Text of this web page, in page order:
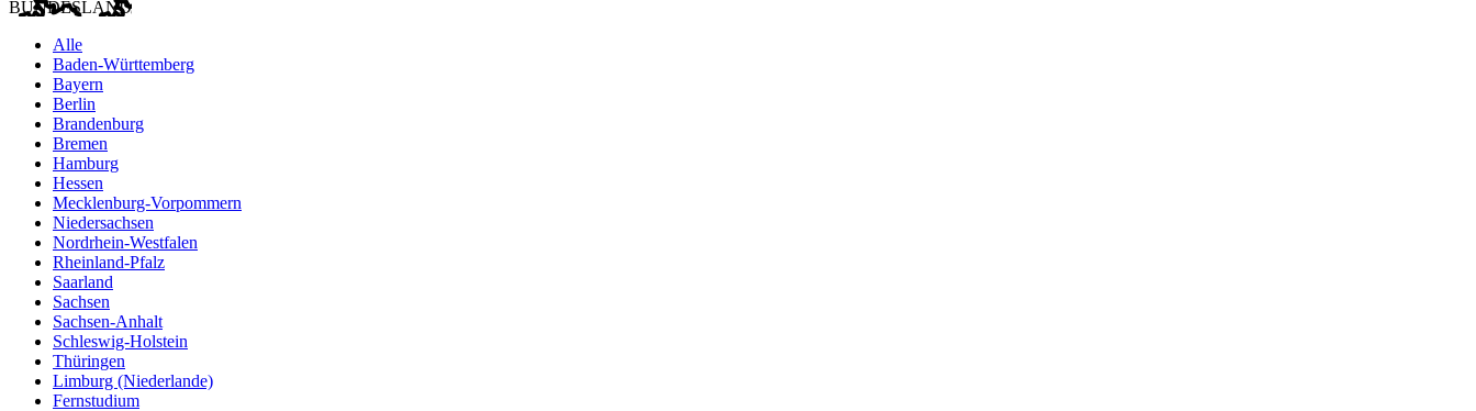
BUNDESLAND
Alle
Baden-Württemberg
Bayern
Berlin
Brandenburg
Bremen
Hamburg
Hessen
Mecklenburg-Vorpommern
Niedersachsen
Nordrhein-Westfalen
Rheinland-Pfalz
Saarland
Sachsen
Sachsen-Anhalt
Schleswig-Holstein
Thüringen
Limburg (Niederlande)
Fernstudium